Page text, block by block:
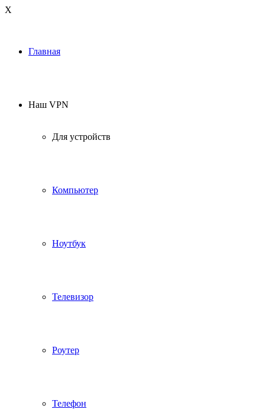
Х
Главная
Наш VPN
Для устройств
Компьютер
Ноутбук
Телевизор
Роутер
Телефон